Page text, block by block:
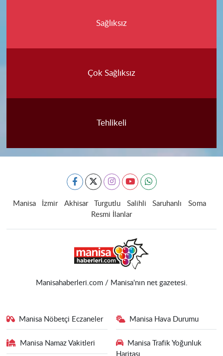
Sağlıksız
Çok Sağlıksız
Tehlikeli
Manisa İzmir Akhisar Turgutlu Salihli Saruhanlı
Soma
Resmi İlanlar
Manisahaberleri.com / Manisa'nın net gazetesi.
Manisa Nöbetçi Eczaneler Manisa Hava Durumu
Manisa Namaz Vakitleri
Manisa Trafik Yoğunluk
Haritası